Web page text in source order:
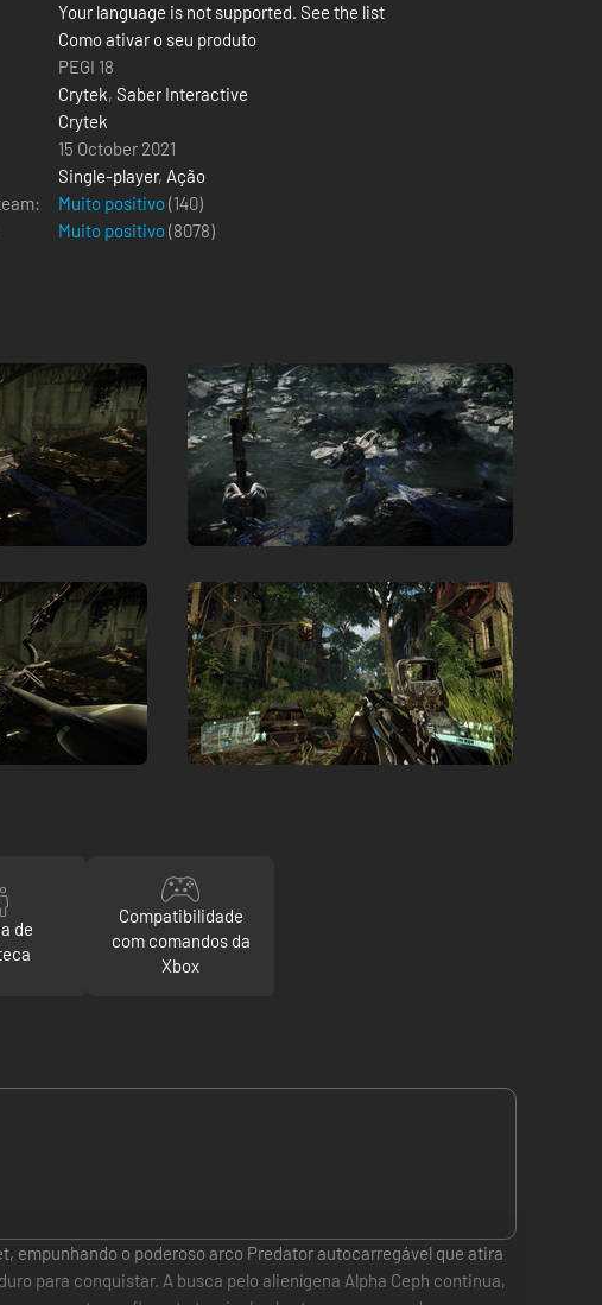
Your language is not supported. See the list
Como ativar o seu produto
PEGI 18
Crytek, Saber Interactive
Crytek
15 October 2021
Single-player, Ação
Muito positivo(140)
Muito positivo(8078)
de
Compatibilidade
com comandos da
Xbox
empunhando o poderoso arco Predator autocarregável que atira
para conquistar. A busca pelo alienígena Alpha Ceph continua,